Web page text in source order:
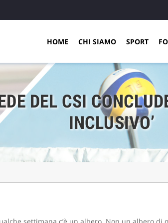
HOME CHI SIAMO SPORT
DEL CSI
INCLUSIVO’